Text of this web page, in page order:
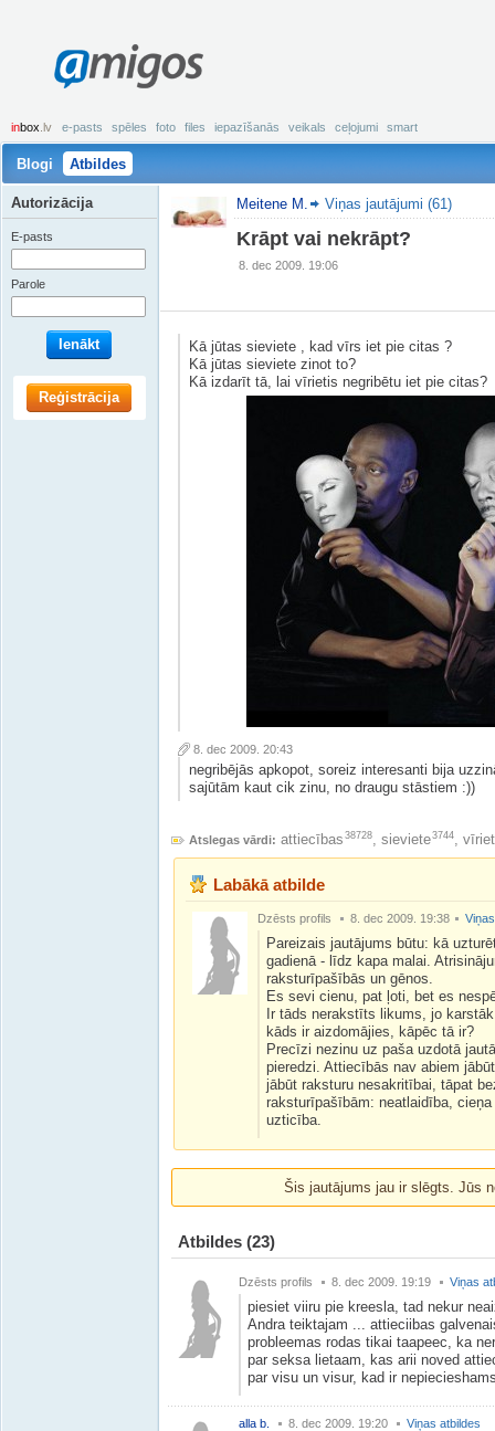
amigos
inbox .lv e-pasts spēles foto files iepazīšanās veikals ceļojumi smart
Blogi Atbildes
Meitene M. Viņas jautājumi (61)
Krāpt vai nekrāpt?
8. dec 2009. 19:06
Kā jūtas sieviete , kad vīrs iet pie citas ?
Kā jūtas sieviete zinot to?
Kā izdarīt tā, lai vīrietis negribētu iet pie citas?
8. dec 2009. 20:43
negribējās apkopot, soreiz interesanti bija
sajūtām kaut cik zinu, no draugu stāstiem :))
Atslegas vārdi: attiecības 38728, sieviete3744,
Labākā atbilde
Dzēsts profils 8. dec 2009. 19:38
Pareizais jautājums būtu: kā
gadienā - līdz kapa malai.
raksturīpašībās un gēnos.
Es sevi cienu, pat ļoti, bet es
Ir tāds nerakstīts likums, jo
kāds ir aizdomājies, kāpēc tā ir?
Precīzi nezinu uz paša uzdotā
pieredzi. Attiecībās nav abiem
jābūt raksturu nesakritībai, tāpat
raksturīpašībām: neatlaidība,
uzticība.
Šis jautājums jau ir slēgts. Jūs
Atbildes (23)
Dzēsts profils 8. dec 2009. 19:19 Viņas
piesiet viiru pie kreesla, tad nekur
Andra teiktajam ... attieciibas
probleemas rodas tikai taapeec, ka
par seksa lietaam, kas arii noved
par visu un visur, kad ir
alla b. 8. dec 2009. 19:20 Viņas atbildes
Autorizācija
E-pasts
Parole
Ienākt
Reģistrācija